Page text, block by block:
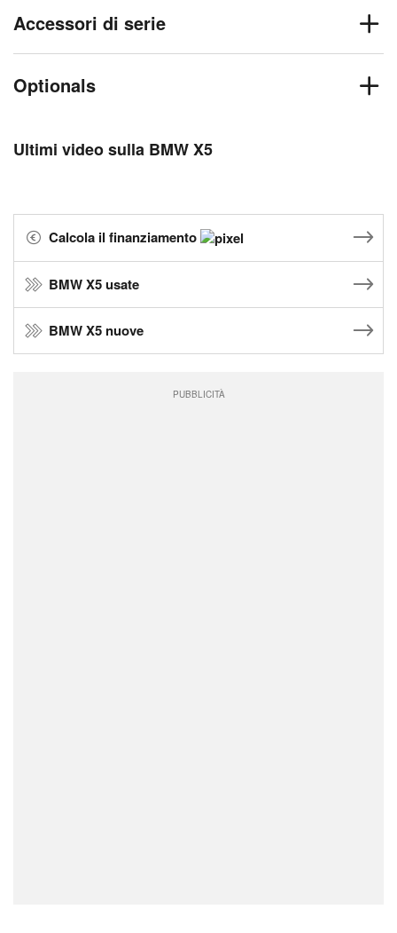
Accessori di serie
Optionals
Ultimi video sulla BMW X5
Calcola il finanziamento
BMW X5 usate
BMW X5 nuove
PUBBLICITÀ